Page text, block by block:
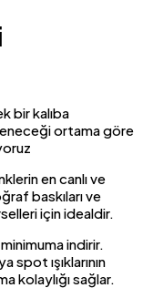
bir kalıba
ortama göre
en canlı ve
baskıları ve
için idealdir.
minimuma indirir.
ışıklarının
kolaylığı sağlar.